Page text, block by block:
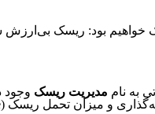
خواهیم بود: ریسک
به نام مدیریت ریسک وجود